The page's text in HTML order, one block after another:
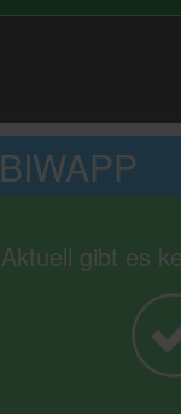
BIWAPP
Aktuell gibt es